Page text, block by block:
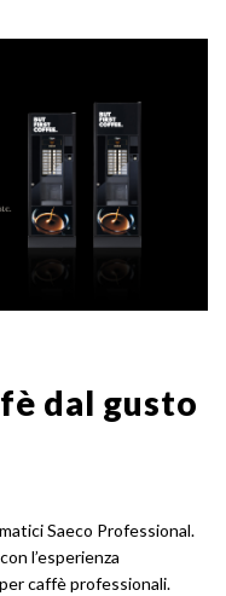
dal gusto
Saeco Professional.
l’esperienza
caffè professionali.